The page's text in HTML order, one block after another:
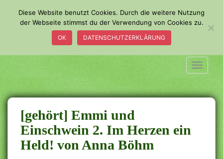
o
m
a
i
n
c
o
n
t
[gehört] Emmi und
Einschwein 2. Im Herzen ein
Held! von Anna Böhm
Diese Website benutzt Cookies. Durch die weitere Nutzung
der Webseite stimmst du der Verwendung von Cookies zu.
OK DATENSCHUTZERKLÄRUNG